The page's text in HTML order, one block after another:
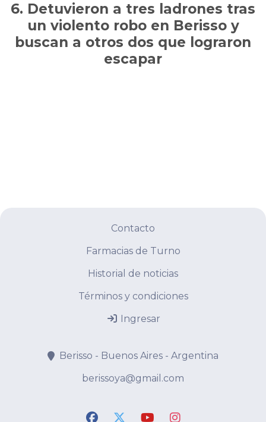
Detuvieron a tres ladrones tras
un violento robo en Berisso y
buscan a otros dos que lograron
escapar
Contacto
Farmacias de Turno
Historial de noticias
Términos y condiciones
Ingresar
Berisso - Buenos Aires - Argentina
berissoya@gmail.com